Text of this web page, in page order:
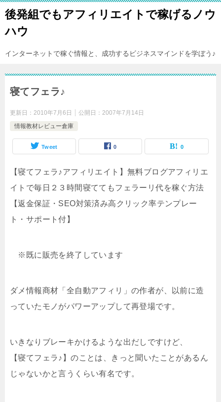
後発組でもアフィリエイトで稼げるノウ
ハウ
インターネットで稼ぐ情報と、成功するビジネスマインドを学ぼう♪
寝てフェラ♪
更新日： 2010年7月6日 公開日： 2007年7月14日
情報教材レビュー倉庫
Tweet 0 0
【寝てフェラ♪アフィリエイト】無料ブログアフィリエ
イトで毎日２３時間寝ててもフェラーリ代を稼ぐ方法
【返金保証・SEO対策済み高クリック率テンプレー
ト・サポート付】
※既に販売を終了しています
ダメ情報商材「全自動アフィリ」の作者が、以前に造
っていたモノがパワーアップして再登場です。
いきなりブレーキかけるような出だしですけど、
【寝てフェラ♪】のことは、きっと聞いたことがあるん
じゃないかと言うくらい有名です。